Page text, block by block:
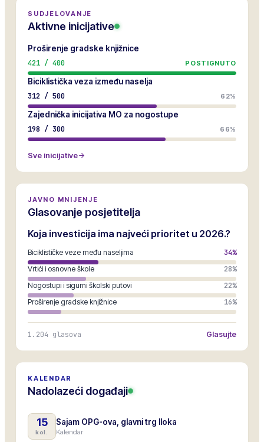
SUDJELOVANJE
Aktivne inicijative
Proširenje gradske knjižnice
421 / 400 POSTIGNUTO
Biciklistička veza između naselja
312 / 500 62%
Zajednička inicijativa MO za nogostupe
198 / 300 66%
Sve inicijative
JAVNO MNIJENJE
Glasovanje posjetitelja
Koja investicija ima najveći prioritet u 2026.?
Biciklističke veze među naseljima 34%
Vrtići i osnovne škole 28%
Nogostupi i sigurni školski putovi 22%
Proširenje gradske knjižnice 16%
1.204 glasova Glasujte
KALENDAR
Nadolazeći događaji
15
kol.
Sajam OPG-ova, glavni trg Iloka
Kalendar